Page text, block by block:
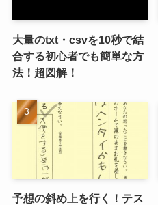
大量のtxt・csvを10秒で結
合する初心者でも簡単な方
法！超図解！
予想の斜め上を行く！テス